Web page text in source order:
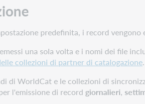
predefinita, i record
una sola volta e i nomi dei file
collezioni di partner di catalogazione.
di WorldCat e le collezioni di
l'emissione di record giornalieri,